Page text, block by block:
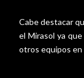
Cabe destacar
el Mirasol ya
otros equipos en